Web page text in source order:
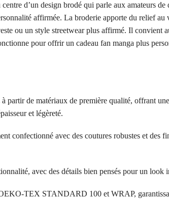
d’un design brodé qui parle aux amateurs de
affirmée. La broderie apporte du relief
ou un style streetwear plus affirmé. Il convient
pour offrir un cadeau fan manga plus
partir de matériaux de première qualité, offrant
et légèreté.
confectionné avec des coutures robustes et des
avec des détails bien pensés pour un look
TEX STANDARD 100 et WRAP,